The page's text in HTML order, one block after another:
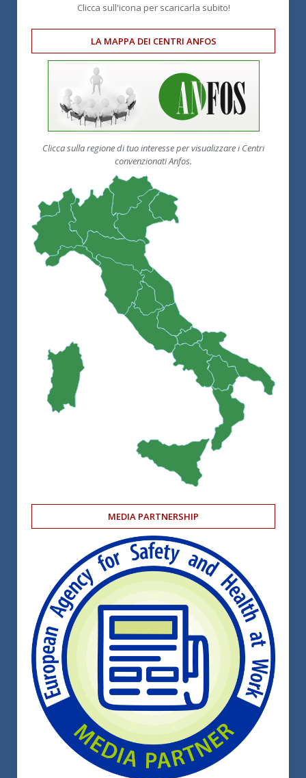
Clicca sull'icona per scaricarla subito!
LA MAPPA DEI CENTRI ANFOS
Clicca sulla regione di tuo interesse per visualizzare i Centri
convenzionati Anfos.
MEDIA PARTNERSHIP